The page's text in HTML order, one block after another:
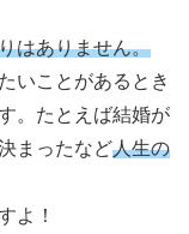
はありません。
いことがあるとき
。たとえば結婚が
まったなど人生の
よ！